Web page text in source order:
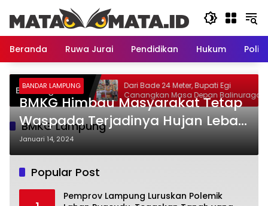
konten
Beranda
Ruwa Jurai Pendidikan Hukum
Breaking News
Polemik
Tanah yang
Provinsi
Dari Bade 24 Meter, Bupati Egi
Canangkan Masa Depan Balinuraga
sebagai Ikon Wisata Budaya
BMKG Lampung
BANDAR LAMPUNG
BMKG Himbau Masyarakat Tetap
Waspada Terjadinya Hujan Lebat
Di Sebagian Wilayah Bandar
Lampung
Januari 14, 2024
Popular Post
Pemprov Lampung Luruskan Polemik